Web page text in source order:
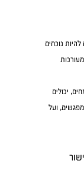
נוכחים
יכולים
ועל